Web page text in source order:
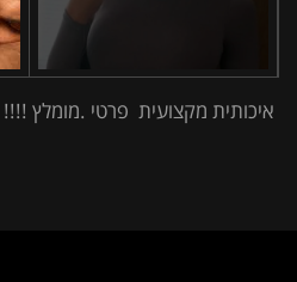
איכותית מקצועית פרטי .מומלץ !!!!